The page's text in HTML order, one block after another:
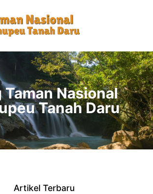
Taman Nasional
Tanah Daru
Artikel Terbaru